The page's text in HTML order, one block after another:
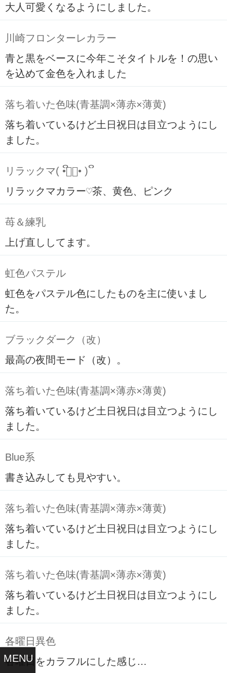
MENU
大人可愛くなるようにしました。
川崎フロンターレカラー
青と黒をベースに今年こそタイトルを！の思い
を込めて金色を入れました
落ち着いた色味(青基調×薄赤×薄黄)
落ち着いているけど土日祝日は目立つようにし
ました。
リラックマ( ິ•ᆺ⃘• )ິ
リラックマカラー♡茶、黄色、ピンク
苺＆練乳
上げ直ししてます。
虹色パステル
虹色をパステル色にしたものを主に使いまし
た。
ブラックダーク（改）
最高の夜間モード（改）。
落ち着いた色味(青基調×薄赤×薄黄)
落ち着いているけど土日祝日は目立つようにし
ました。
Blue系
書き込みしても見やすい。
落ち着いた色味(青基調×薄赤×薄黄)
落ち着いているけど土日祝日は目立つようにし
ました。
落ち着いた色味(青基調×薄赤×薄黄)
落ち着いているけど土日祝日は目立つようにし
ました。
各曜日異色
各曜日をカラフルにした感じ…